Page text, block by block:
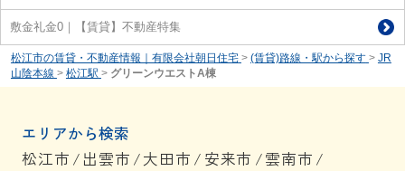
敷金礼金0｜【賃貸】不動産特集
松江市の賃貸・不動産情報｜有限会社朝日住宅 > (賃貸)路線・駅から探す > JR
山陰本線 > 松江駅 > グリーンウエストA棟
エリアから検索
松江市 / 出雲市 /大田市 / 安来市 /雲南市 /